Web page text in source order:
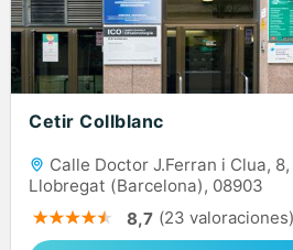
Cetir Collblanc
Calle Doctor J.Ferran i Clua,
Llobregat (Barcelona), 08903
8,7 (23 valoraciones)